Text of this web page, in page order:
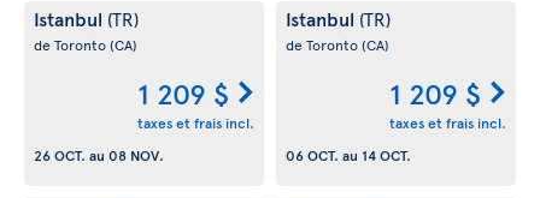
Istanbul (TR)
de Toronto(CA)
1 209 $
taxes et frais incl.
26 OCT. au 08 NOV.
Istanbul (TR)
de Toronto(CA)
1 209 $
taxes et frais incl.
06 OCT. au 14 OCT.